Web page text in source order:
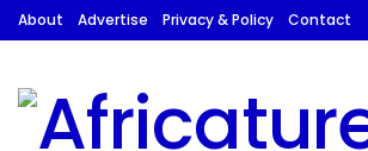
About Advertise Privacy & Policy Contact